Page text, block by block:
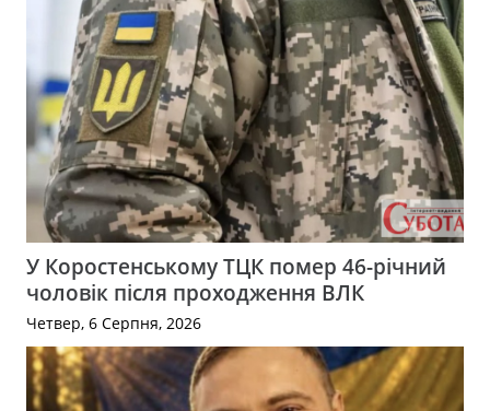
У Коростенському ТЦК помер 46-річний
чоловік після проходження ВЛК
Четвер, 6 Серпня, 2026